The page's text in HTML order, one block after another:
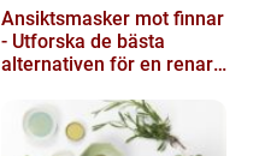
Ansiktsmasker mot finnar
- Utforska de bästa
alternativen för en renare